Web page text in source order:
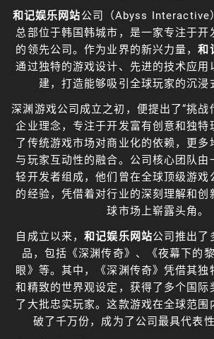
和记娱乐网站公司（Abyss Interactive
总部位于韩国韩城市，是一家专注于开
的领先公司。作为业界的新兴力量，和
通过独特的游戏设计、先进的技术应用
建，打造能够吸引全球玩家的沉浸
深渊游戏公司成立之初，便提出了“挑战
企业理念，专注于开发富有创意和独特
了传统游戏市场对商业化的依赖，更多
与玩家互动性的融合。公司核心团队由
轻开发者组成，他们曾在全球顶级游戏
的经验，凭借着对行业的深刻理解和创
球市场上崭露头角。
自成立以来，和记娱乐网站公司推出了
品，包括《深渊传奇》、《夜幕下的
眼》等。其中，《深渊传奇》凭借其独
和精致的世界观设定，获得了多个国际
了大批忠实玩家。这款游戏在全球范围
破了千万份，成为了公司最具代表